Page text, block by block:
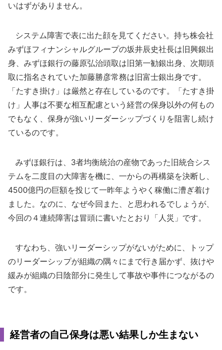
いはずがありません。
システム障害で表に出た顔を見てください。持ち株会社
みずほフィナンシャルグループの坂井辰史社長は旧興銀出
身、みずほ銀行の藤原弘治頭取は旧第一勧銀出身、次期頭
取に指名されていた加藤勝彦常務は旧富士銀出身です。
「たすき掛け」は厳然と存在しているのです。「たすき掛
け」人事は不要な相互配慮という経営の保身以外の何もの
でもなく、保身が強いリーダーシップづくりを阻害し続け
ているのです。
みずほ銀行は、3者均衡統治の産物であった旧統合シス
テムを二度目の大障害を機に、一からの再構築を決断し、
4500億円の巨額を投じて一昨年ようやく稼働に漕ぎ着け
ました。なのに、なぜ今回また、と思われるでしょうが、
今回の４連続障害は冒頭に書いたとおり「人災」です。
すなわち、強いリーダーシップがないがために、トップ
のリーダーシップが組織の隅々にまで行き届かず、抜けや
緩みが組織の日陰部分に発生して事故や事件につながるの
です。
経営者の自己保身は悪い結果しか生まない